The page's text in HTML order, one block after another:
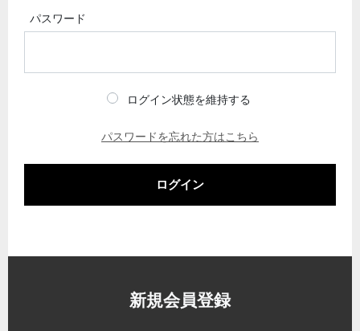
パスワード
ログイン状態を維持する
パスワードを忘れた方はこちら
ログイン
新規会員登録